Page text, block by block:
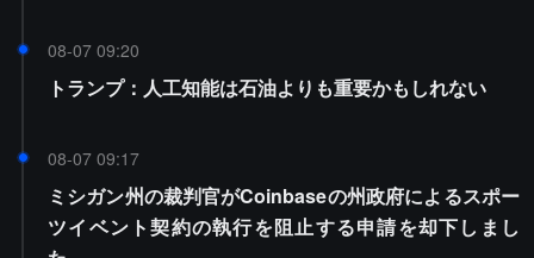
08-07 09:20
トランプ：人工知能は石油よりも重要かもしれない
08-07 09:17
ミシガン州の裁判官がCoinbaseの州政府によるスポー
ツイベント契約の執行を阻止する申請を却下しまし